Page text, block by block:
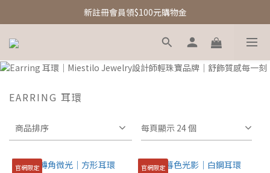
新註冊會員領$100元購物金
新註冊會員領$100元購物金
Free Shipping｜台灣滿額享免運優惠
新註冊會員領$100元購物金
EARRING 耳環
商品排序 每頁顯示 24 個
官網限定 官網限定